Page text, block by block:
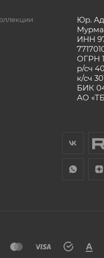
Юр.
ИНН
ОГРН
р/сч
к/сч
БИК
АО